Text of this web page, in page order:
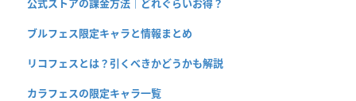
公式ストアの課金方法｜どれぐらいお得？
ブルフェス限定キャラと情報まとめ
リコフェスとは？引くべきかどうかも解説
カラフェスの限定キャラ一覧